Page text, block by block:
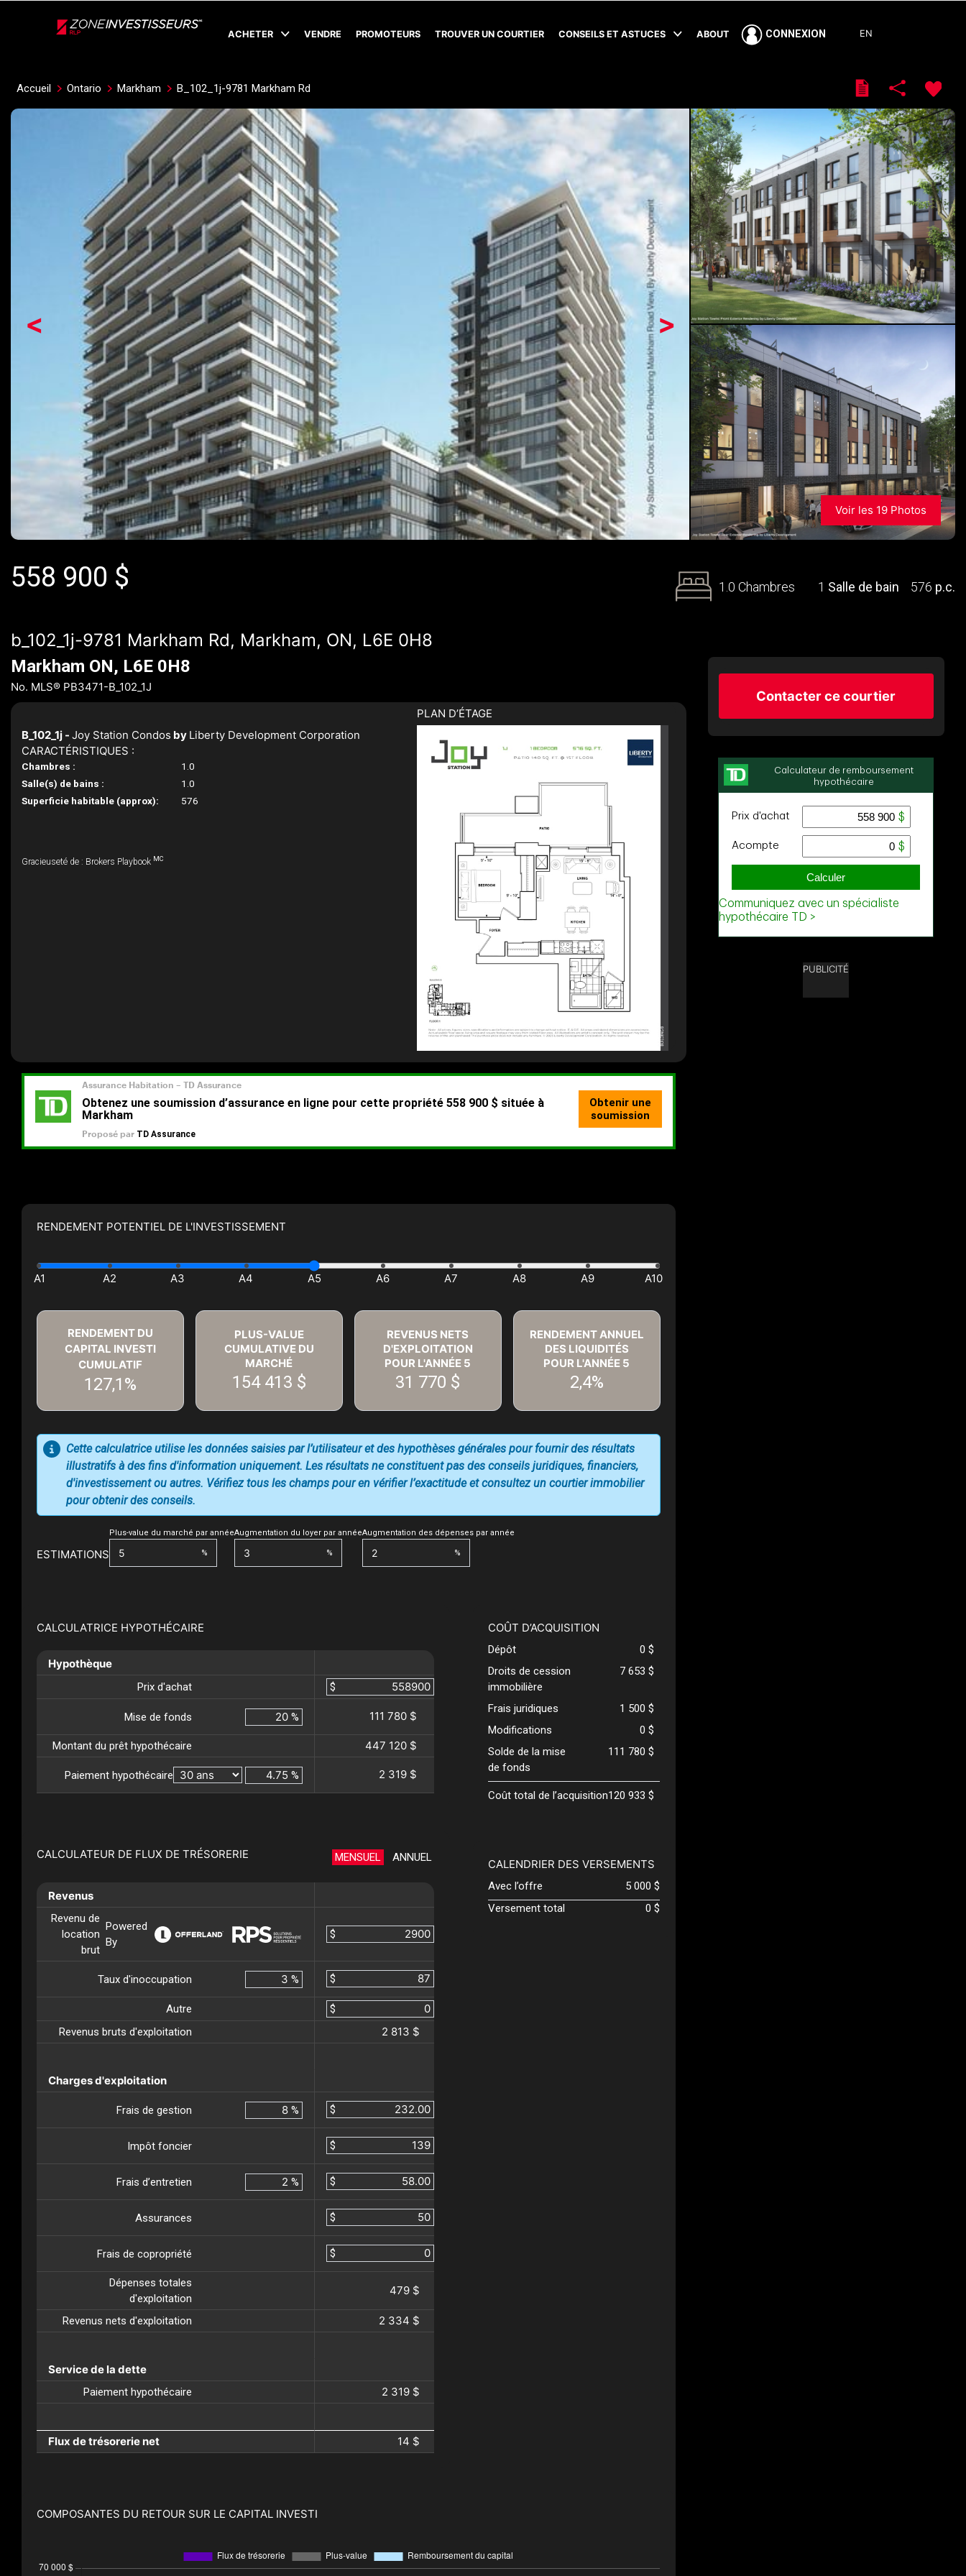
ACHETER VENDRE PROMOTEURS TROUVER UN COURTIER CONSEILS ET ASTUCES ABOUT CONNEXION EN
Accueil Ontario Markham B_102_1j-9781 Markham Rd
>
<
Voir les 19 Photos
558 900 $ 1.0 Chambres 1 Salle de bain 576 p.c.
b_102_1j-9781 Markham Rd, Markham, ON, L6E 0H8
Markham ON, L6E 0H8
No. MLS® PB3471-B_102_1J
B_102_1j - Joy Station Condos by Liberty Development Corporation
CARACTÉRISTIQUES :
Chambres :
1.0
Salle(s) de bains :
1.0
Superficie habitable (approx):
576
Gracieuseté de : Brokers Playbook MC
PLAN D’ÉTAGE
RENDEMENT POTENTIEL DE L'INVESTISSEMENT
RENDEMENT DU
CAPITAL INVESTI
CUMULATIF
127,1%
PLUS-VALUE
CUMULATIVE DU
MARCHÉ
154 413 $
REVENUS NETS
D'EXPLOITATION
POUR L'ANNÉE 5
31 770 $
RENDEMENT ANNUEL
DES LIQUIDITÉS
POUR L'ANNÉE 5
2,4%
ESTIMATIONS
Plus-value du marché par année
%
Augmentation du loyer par année
%
Augmentation des dépenses par année
%
Cette calculatrice utilise les données saisies par l’utilisateur et des hypothèses générales pour fournir des résultats
illustratifs à des fins d'information uniquement. Les résultats ne constituent pas des conseils juridiques, financiers,
d'investissement ou autres. Vérifiez tous les champs pour en vérifier l’exactitude et consultez un courtier immobilier
pour obtenir des conseils.
CALCULATRICE HYPOTHÉCAIRE
Hypothèque
Prix d'achat $
Mise de fonds % 111 780 $
Montant du prêt hypothécaire 447 120 $
Paiement hypothécaire % 2 319 $
CALCULATEUR DE FLUX DE TRÉSORERIE MENSUEL ANNUEL
Revenus
Revenu de
location
brut
Powered
By
$
Taux d'inoccupation % $
Autre
$
Revenus bruts d'exploitation
2 813 $
Charges d'exploitation
Frais de gestion % $
Impôt foncier $
Frais d’entretien % $
Assurances $
Frais de copropriété $
Dépenses totales
d'exploitation
479 $
Revenus nets d'exploitation 2 334 $
Service de la dette
Paiement hypothécaire 2 319 $
Flux de trésorerie net 14 $
COÛT D’ACQUISITION
Dépôt
0 $
Droits de cession
immobilière
7 653 $
Frais juridiques
1 500 $
Modifications
0 $
Solde de la mise
de fonds
111 780 $
Coût total de l’acquisition120 933 $
CALENDRIER DES VERSEMENTS
Avec l’offre
5 000 $
Versement total
0 $
COMPOSANTES DU RETOUR SUR LE CAPITAL INVESTI
Contacter ce courtier
PUBLICITÉ